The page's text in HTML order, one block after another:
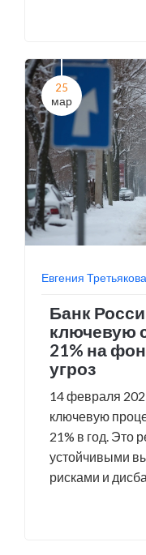
понизить
замедление
регулятор
строгих мер
уровня
25
мар
Евгения Третьякова
Банк
ключевую
21% на
угроз
14 февраля
ключевую
21% в год. Это
устойчивыми
рисками и
составляет